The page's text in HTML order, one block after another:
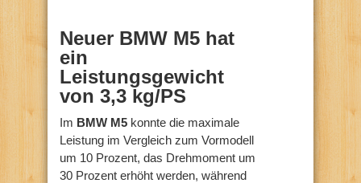
Neuer BMW M5 hat
ein
Leistungsgewicht
von 3,3 kg/PS
Im BMW M5 konnte die maximale
Leistung im Vergleich zum Vormodell
um 10 Prozent, das Drehmoment um
30 Prozent erhöht werden, während